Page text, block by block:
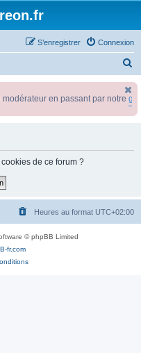
Connexion
S’enregistrer
h
r
en passant par notre
de ce forum ?
Heures au format UTC+02:00
© phpBB Limited
fr.com